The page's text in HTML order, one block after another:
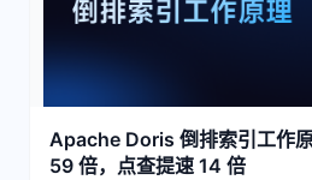
Apache Doris 倒排索引工作
59 倍，点查提速 14 倍